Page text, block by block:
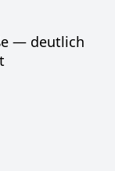
— deutlich